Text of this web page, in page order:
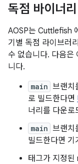
독점 바이너
AOSP는 Cuttlefish
기별 독점 라이브러
수 없습니다. 다음은
니다.
main 브랜치
로 빌드한다면
너리를 다운로
main 브랜치
빌드한다면 기
태그가 지정